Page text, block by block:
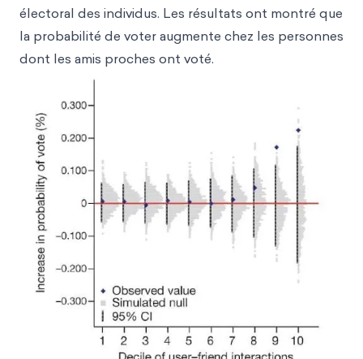
électoral des individus. Les résultats ont montré que
la probabilité de voter augmente chez les personnes
dont les amis proches ont voté.